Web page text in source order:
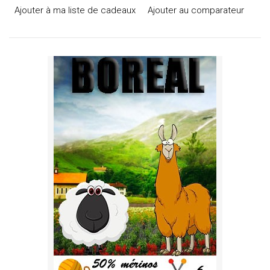
Ajouter à ma liste de cadeaux Ajouter au comparateur